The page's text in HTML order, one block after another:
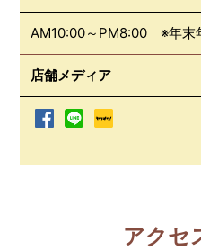
AM10:00～PM8:00 ※年末
店舗メディア
アクセ